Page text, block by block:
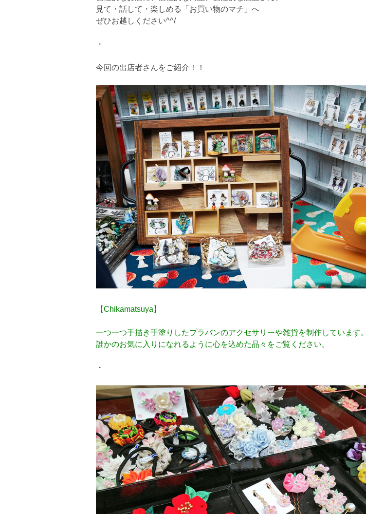
見て・話して・楽しめる「お買い物のマチ」へ
ぜひお越しください^^/
・
今回の出店者さんをご紹介！！
【Chikamatsuya】
一つ一つ手描き手塗りしたプラバンのアクセサリーや雑貨を制作しています。
誰かのお気に入りになれるように心を込めた品々をご覧ください。
・